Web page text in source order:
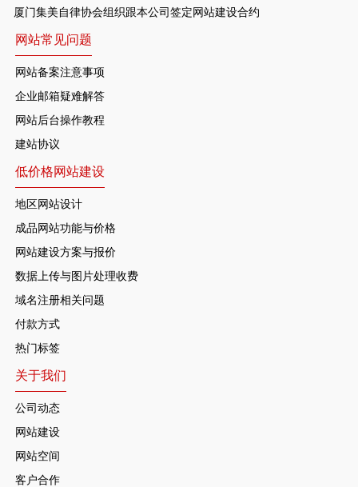
厦门集美自律协会组织跟本公司签定网站建设合约
网站常见问题
网站备案注意事项
企业邮箱疑难解答
网站后台操作教程
建站协议
低价格网站建设
地区网站设计
成品网站功能与价格
网站建设方案与报价
数据上传与图片处理收费
域名注册相关问题
付款方式
热门标签
关于我们
公司动态
网站建设
网站空间
客户合作